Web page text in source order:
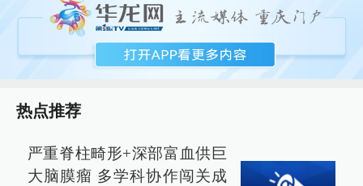
热点推荐
严重脊柱畸形+深部富血供巨
大脑膜瘤 多学科协作闯关成